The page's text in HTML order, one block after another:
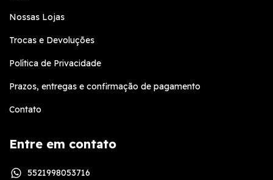
Nossas Lojas
Trocas e Devoluções
Política de Privacidade
Prazos, entregas e confirmação de pagamento
Contato
Entre em contato
5521998053716